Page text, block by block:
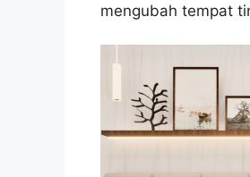
mengubah tempat